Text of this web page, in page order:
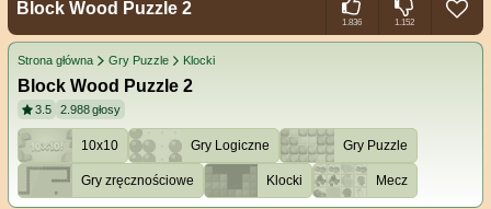
Block Wood Puzzle 2
1.836 1.152
Strona główna Gry Puzzle Klocki
Block Wood Puzzle 2
3.5 2.988głosy
10x10 Gry Logiczne Gry Puzzle
Gry zręcznościowe Klocki Mecz